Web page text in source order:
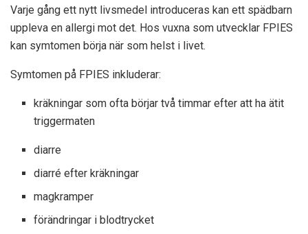
Varje gång ett nytt livsmedel introduceras kan ett spädbarn
uppleva en allergi mot det. Hos vuxna som utvecklar FPIES
kan symtomen börja när som helst i livet.
Symtomen på FPIES inkluderar:
kräkningar som ofta börjar två timmar efter att ha ätit
triggermaten
diarre
diarré efter kräkningar
magkramper
förändringar i blodtrycket